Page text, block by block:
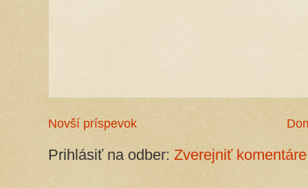
Novší príspevok
Prihlásiť na odber: Zverejniť